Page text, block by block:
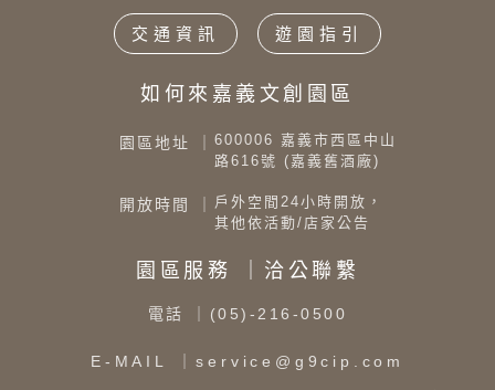
交通資訊 遊園指引
如何來嘉義文創園區
園區地址 ｜ 600006 嘉義市西區中山
路616號 (嘉義舊酒廠)
開放時間 ｜ 戶外空間24小時開放，
其他依活動/店家公告
園區服務 ｜洽公聯繫
電話 ｜(05)-216-0500
E-MAIL ｜service@g9cip.com